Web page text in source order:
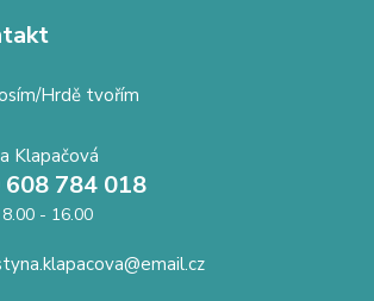
Hrdě tvořím
Klapačová
608 784 018
- 16.00